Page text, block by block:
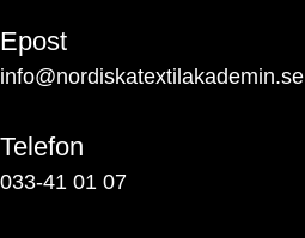
Epost
info@nordiskatextilakademin.se
Telefon
033-41 01 07